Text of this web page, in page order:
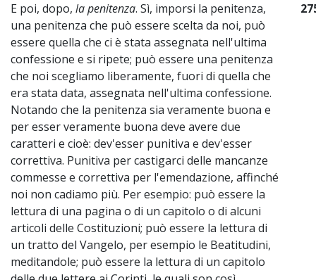
E poi, dopo, la penitenza. Sì, imporsi la penitenza,
una penitenza che può essere scelta da noi, può
essere quella che ci è stata assegnata nell'ultima
confessione e si ripete; può essere una penitenza
che noi scegliamo liberamente, fuori di quella che
era stata data, assegnata nell'ultima confessione.
Notando che la penitenza sia veramente buona e
per esser veramente buona deve avere due
caratteri e cioè: dev'esser punitiva e dev'esser
correttiva. Punitiva per castigarci delle mancanze
commesse e correttiva per l'emendazione, affinché
noi non cadiamo più. Per esempio: può essere la
lettura di una pagina o di un capitolo o di alcuni
articoli delle Costituzioni; può essere la lettura di
un tratto del Vangelo, per esempio le Beatitudini,
meditandole; può essere la lettura di un capitolo